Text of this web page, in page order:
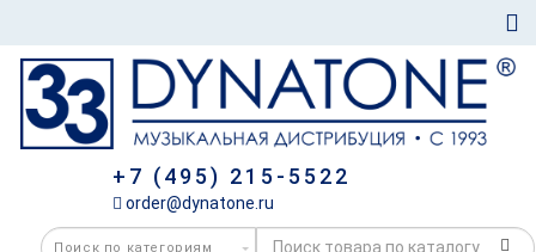
+7 (495) 215-5522
order@dynatone.ru